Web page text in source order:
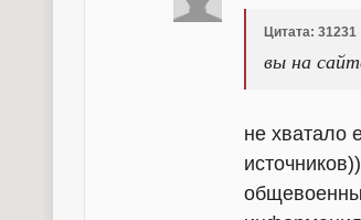
Цитата: 31231
вы на
не хватало